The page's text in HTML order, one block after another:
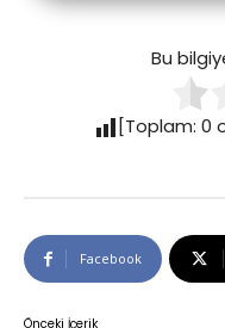
Bu
[Toplam:0
Facebook
Önceki İçerik